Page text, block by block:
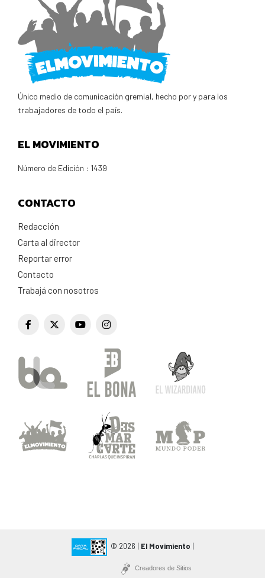
Único medio de comunicación gremial, hecho por y para los
trabajadores de todo el país.
EL MOVIMIENTO
Número de Edición : 1439
CONTACTO
Redacción
Carta al director
Reportar error
Contacto
Trabajá con nosotros
© 2026 | El Movimiento |
Creadores de Sitios